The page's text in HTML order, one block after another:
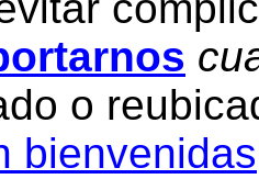
o
bienvenidas